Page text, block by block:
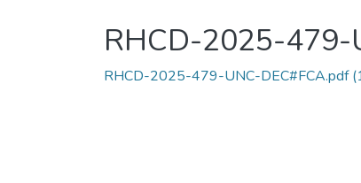
RHCD-2025-479-
RHCD-2025-479-UNC-DEC#FCA.pdf